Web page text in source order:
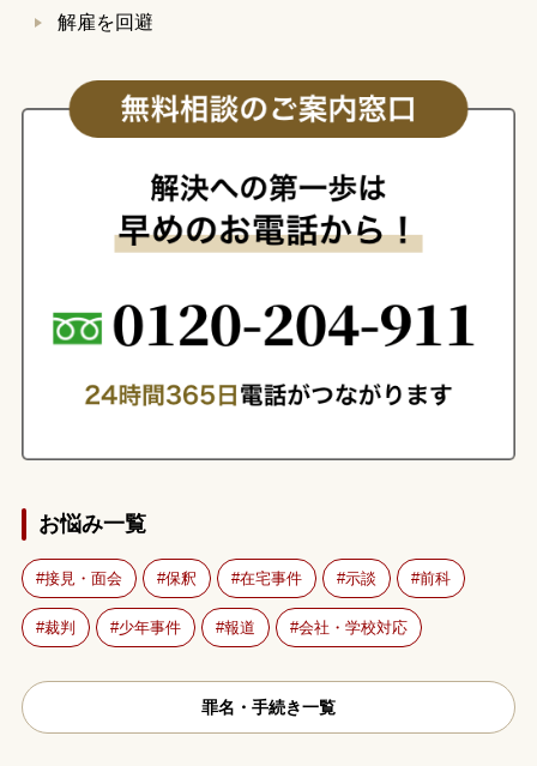
解雇を回避
お悩み一覧
接見・面会 保釈 在宅事件 示談 前科
裁判 少年事件 報道 会社・学校対応
罪名・手続き一覧